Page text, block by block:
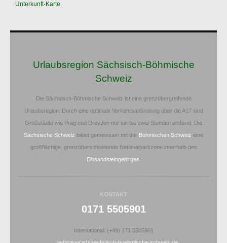
Unterkunft-Karte.
Urlaubsregion Sächsisch-Böhmische
Schweiz
Die Sächsisch-Böhmische Schweiz ist eine grenzübergreifende
Urlaubsregion. Durch eine optimale Verkehrsanbindung über die A17 sind
Großstädte wie Prag und Dresden nur ein bis zwei Stunden entfernt. Die
Sächsische Schweiz bildet gemeinsam mit der Böhmischen Schweiz eine
großflächige, grenzüberschreitende Nationalparkzone innerhalb des
Elbsandsteingebirges
KONTAKT
0171 5505901
International: (+49) 171 5505901